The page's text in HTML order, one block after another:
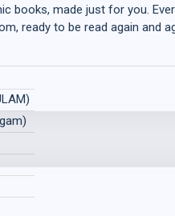
books, made just for you.
ready to be read again and